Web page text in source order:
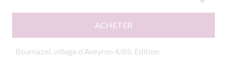
ACHETER
Bournazel, village d'Aveyron 4/85. Edition